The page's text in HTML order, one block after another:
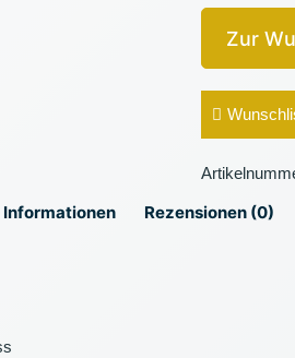
Menge
Zur
Rezensionen (0)